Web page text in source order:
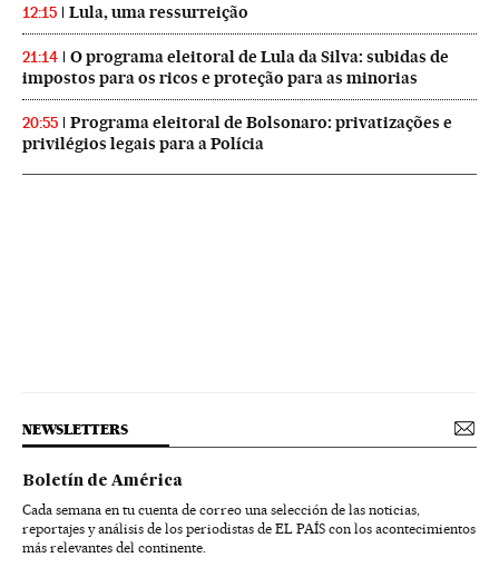
12:15 Lula, uma ressurreição
21:14
O programa eleitoral de Lula da Silva: subidas de
impostos para os ricos e proteção para as minorias
20:55
Programa eleitoral de Bolsonaro: privatizações e
privilégios legais para a Polícia
NEWSLETTERS
Boletín de América
Cada semana en tu cuenta de correo una selección de las noticias,
reportajes y análisis de los periodistas de EL PAÍS con los acontecimientos
más relevantes del continente.